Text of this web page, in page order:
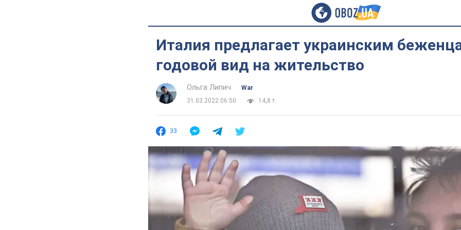
Италия предлагает украинским
годовой вид на жительство
Ольга Липич
War
31.03.2022 06:50
14,8 т.
33